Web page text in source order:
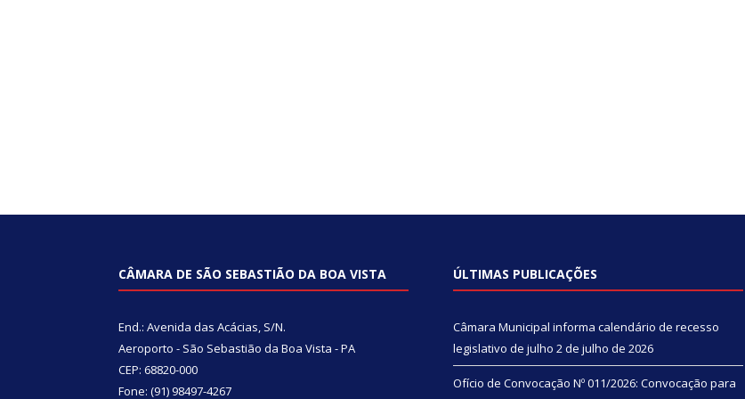
CÂMARA DE SÃO SEBASTIÃO DA BOA VISTA
End.: Avenida das Acácias, S/N.
Aeroporto - São Sebastião da Boa Vista - PA
CEP: 68820-000
Fone: (91) 98497-4267
ÚLTIMAS PUBLICAÇÕES
Câmara Municipal informa calendário de recesso
legislativo de julho 2 de julho de 2026
Ofício de Convocação Nº 011/2026: Convocação para